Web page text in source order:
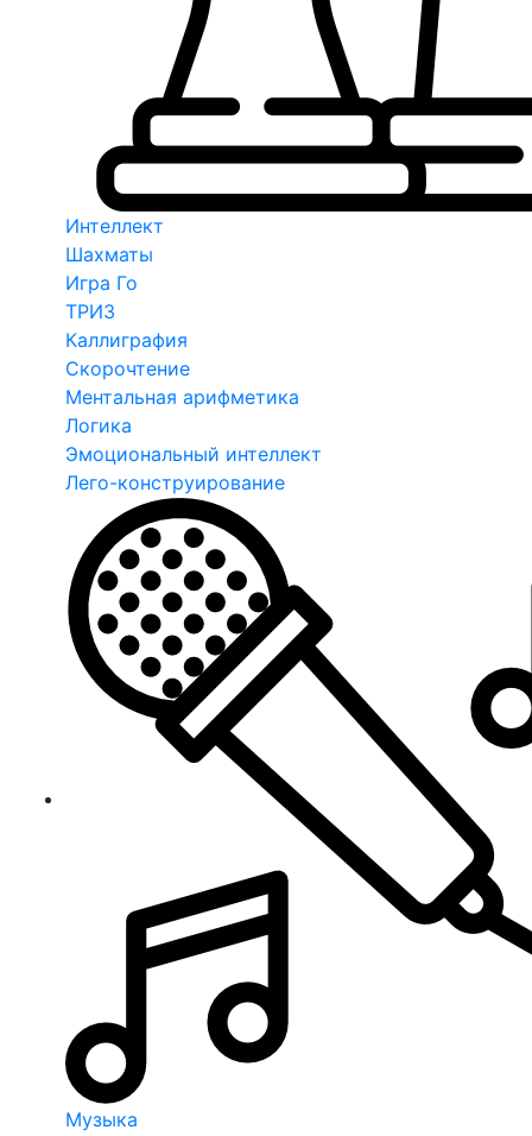
Интеллект
Шахматы
Игра Го
ТРИЗ
Каллиграфия
Скорочтение
Ментальная арифметика
Логика
Эмоциональный интеллект
Лего-конструирование
Музыка